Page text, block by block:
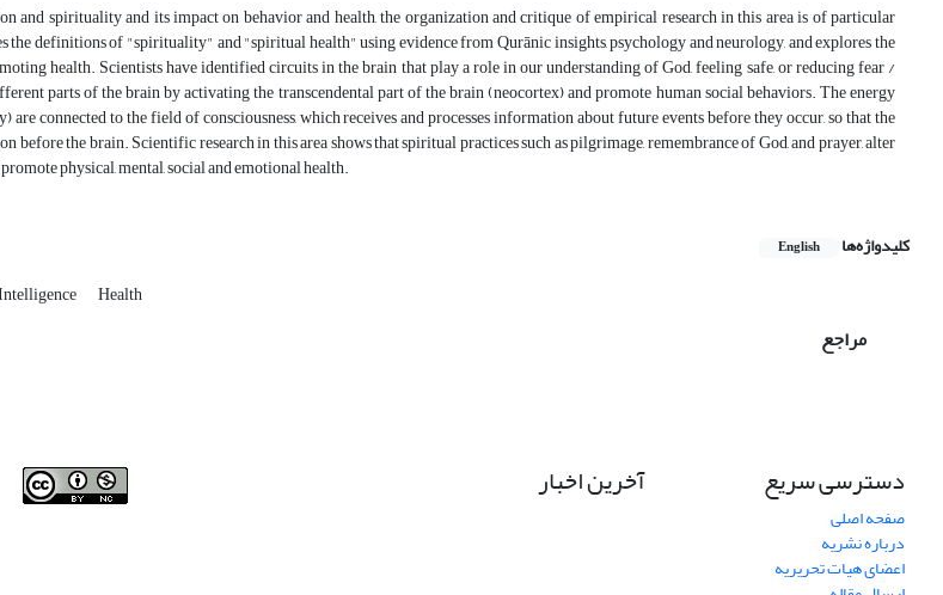
and spirituality and its impact on behavior and health, the organization and critique of empirical research in this area is of particular
the definitions of "spirituality" and "spiritual health" using evidence from Qurānic insights, psychology and neurology, and explores the
health. Scientists have identified circuits in the brain that play a role in our understanding of God, feeling safe, or reducing fear /
parts of the brain by activating the transcendental part of the brain (neocortex) and promote human social behaviors. The energy
are connected to the field of consciousness, which receives and processes information about future events before they occur, so that the
before the brain. Scientific research in this area shows that spiritual practices such as pilgrimage, remembrance of God, and prayer, alter
physical, mental, social and emotional health.
کلیدواژه‌ها English
Health
مراجع
دسترسی سریع
صفحه اصلی
درباره نشریه
اعضای هیات تحریریه
آخرین اخبار